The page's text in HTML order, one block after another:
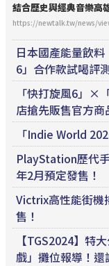
結合歷史與經典音樂
https://newtalk.tw/news/
日本國產能量飲料
6」合作款試喝評
「快打旋風6」×
店搶先販售官方商
「Indie World
PlayStation歷代
年2月預定發售！
Victrix高性能街機
售！
【TGS2024】特
戲」攤位報導！還